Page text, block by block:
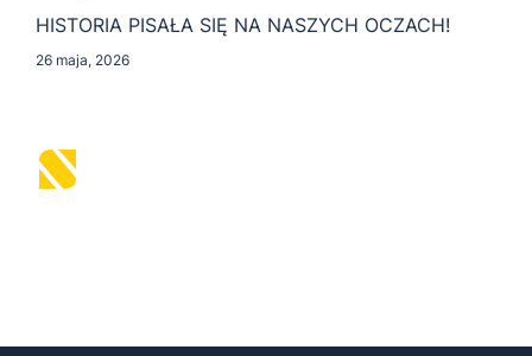
HISTORIA PISAŁA SIĘ NA NASZYCH OCZACH!
26 maja, 2026